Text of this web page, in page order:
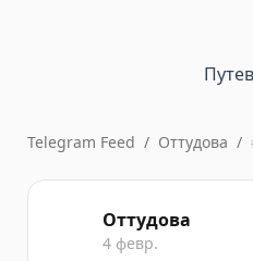
Telegram Feed / Оттудова /
Оттудова
4 февр.